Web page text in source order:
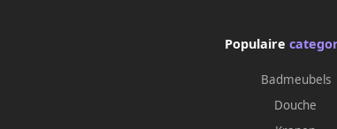
Populaire
Badmeubels
Douche